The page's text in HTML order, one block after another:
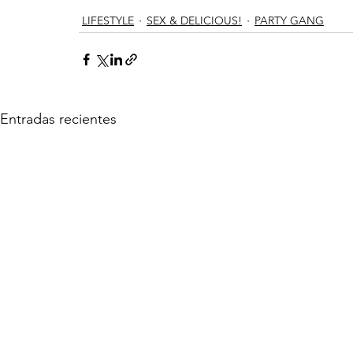
LIFESTYLE SEX & DELICIOUS! PARTY GANG
Entradas recientes